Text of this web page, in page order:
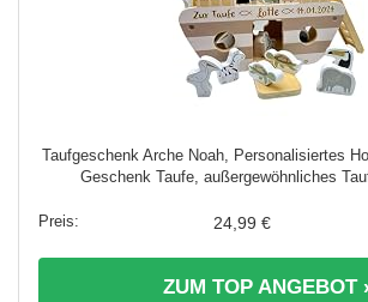
Taufgeschenk Arche Noah, Personalisiertes
Geschenk Taufe, außergewöhnliches
24,99 €
ZUM TOP ANGEBOT